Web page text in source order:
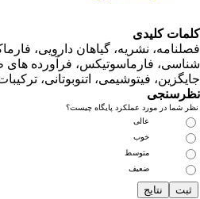
کلیدی
نشریه، گیاهان دارویی،
فارماسوتیکس، فرآورده های
فیتوشیمی، اتنوبوتانی، ترکیبات
در مورد عملکرد پایگاه چیست؟
متوسط
ضعیف